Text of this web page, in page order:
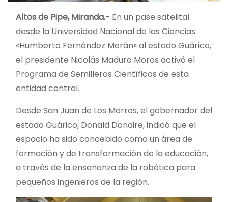
Altos de Pipe, Miranda.- En un pase satelital
desde la Universidad Nacional de las Ciencias
«Humberto Fernández Morán» al estado Guárico,
el presidente Nicolás Maduro Moros activó el
Programa de Semilleros Científicos de esta
entidad central.
Desde San Juan de Los Morros, el gobernador del
estado Guárico, Donald Donaire, indicó que el
espacio ha sido concebido como un área de
formación y de transformación de la educación,
a través de la enseñanza de la robótica para
pequeños ingenieros de la región.